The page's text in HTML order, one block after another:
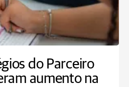
do Parceiro
aumento na